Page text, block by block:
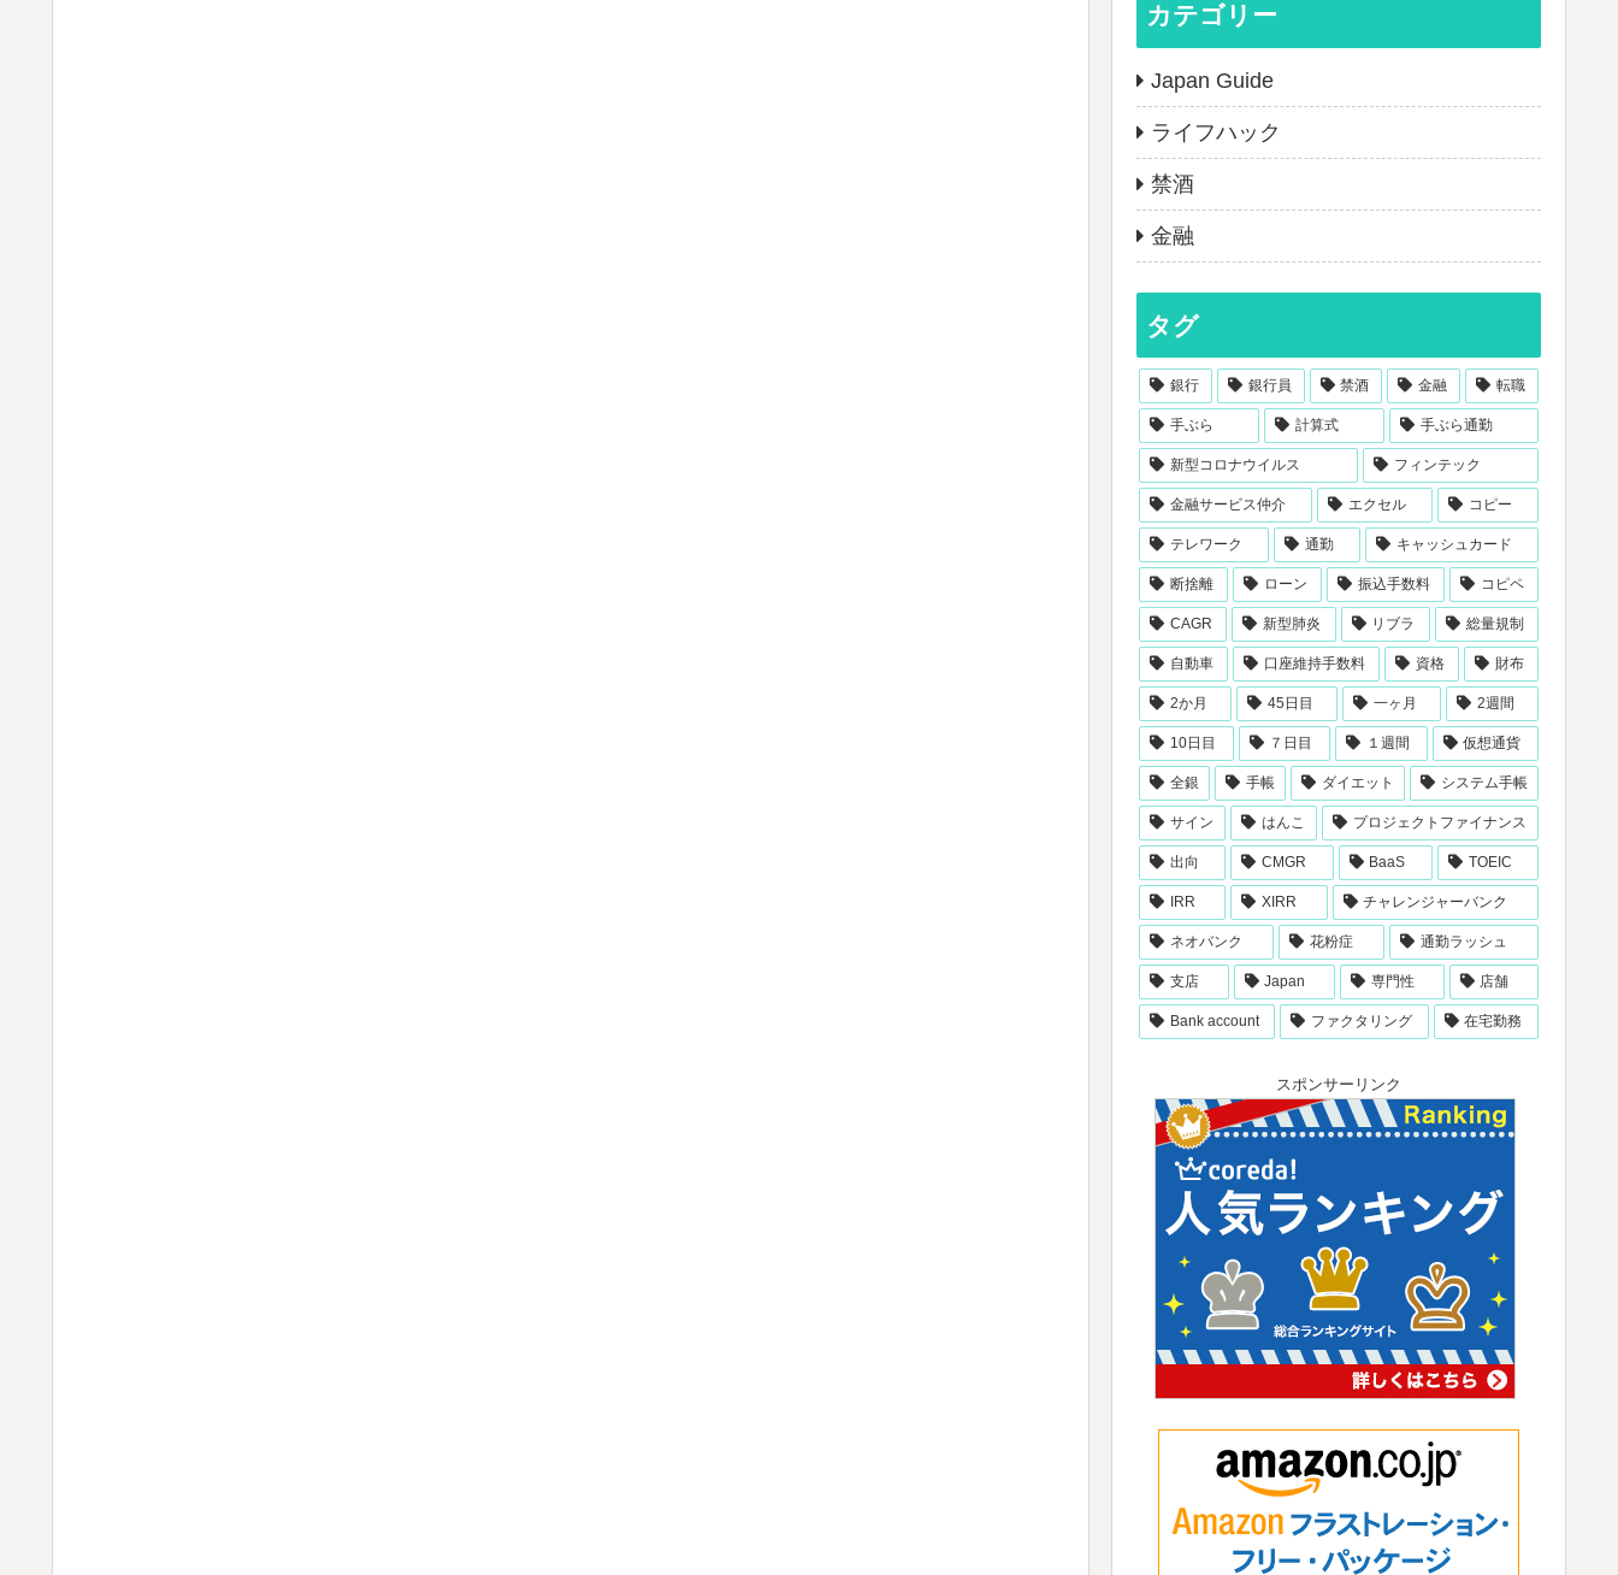
カテゴリー
Japan Guide
ライフハック
禁酒
金融
タグ
銀行 銀行員 禁酒 金融 転職
手ぶら 計算式 手ぶら通勤
新型コロナウイルス フィンテック
金融サービス仲介 エクセル コピー
テレワーク 通勤 キャッシュカード
断捨離 ローン 振込手数料 コピペ
CAGR 新型肺炎 リブラ 総量規制
自動車 口座維持手数料 資格 財布
2か月 45日目 一ヶ月 2週間
10日目 ７日目 １週間 仮想通貨
全銀 手帳 ダイエット システム手帳
サイン はんこ プロジェクトファイナンス
出向 CMGR BaaS TOEIC
IRR XIRR チャレンジャーバンク
ネオバンク 花粉症 通勤ラッシュ
支店 Japan 専門性 店舗
Bank account ファクタリング 在宅勤務
スポンサーリンク